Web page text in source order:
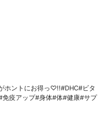
ホントにお得っ♡!!#DHC#ビタ
疫アップ#身体#体#健康#サプ